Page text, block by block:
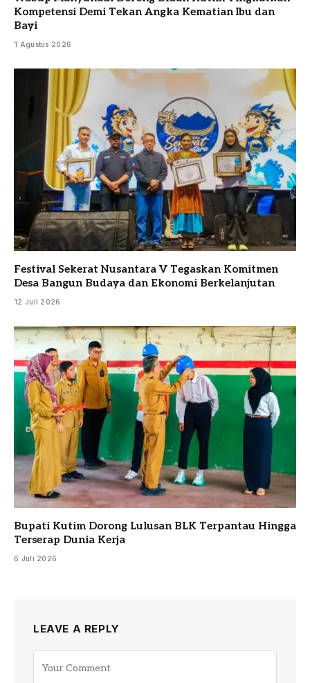
Kompetensi Demi Tekan Angka Kematian Ibu dan
Bayi
1 Agustus 2026
Festival Sekerat Nusantara V Tegaskan Komitmen
Desa Bangun Budaya dan Ekonomi Berkelanjutan
12 Juli 2026
Bupati Kutim Dorong Lulusan BLK Terpantau Hingga
Terserap Dunia Kerja
6 Juli 2026
LEAVE A REPLY